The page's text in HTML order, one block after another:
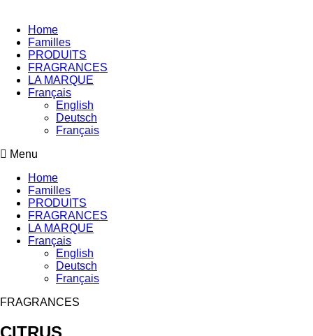
Home
Familles
PRODUITS
FRAGRANCES
LA MARQUE
Français
English
Deutsch
Français
Menu
Home
Familles
PRODUITS
FRAGRANCES
LA MARQUE
Français
English
Deutsch
Français
FRAGRANCES
CITRUS